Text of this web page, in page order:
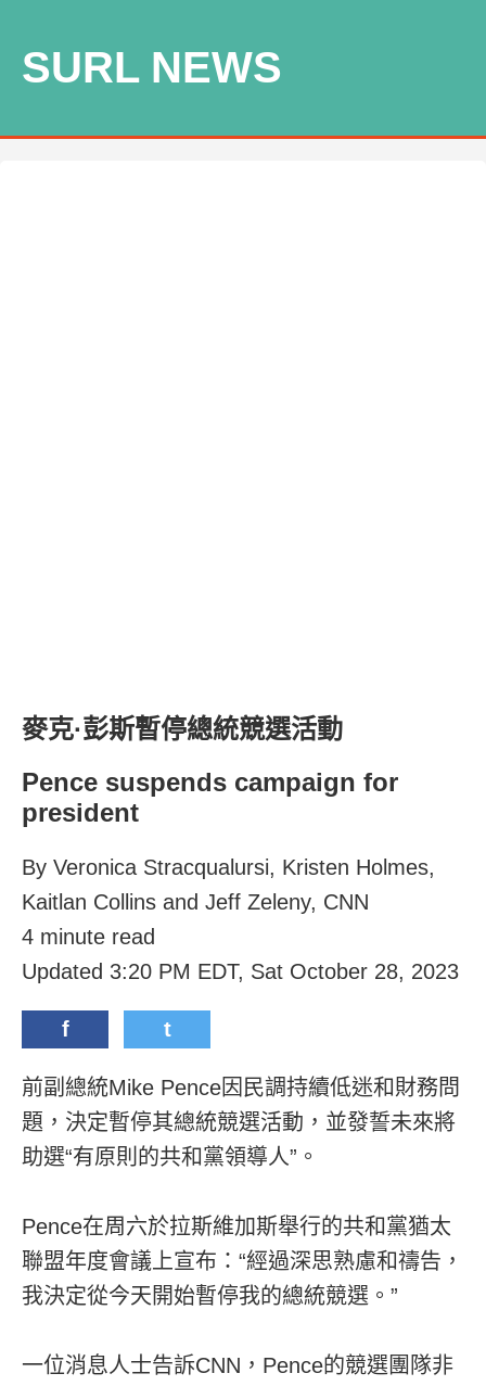
SURL NEWS
麥克·彭斯暫停總統競選活動
Pence suspends campaign for
president
By Veronica Stracqualursi, Kristen Holmes,
Kaitlan Collins and Jeff Zeleny, CNN
4 minute read
Updated 3:20 PM EDT, Sat October 28, 2023
f t
前副總統Mike Pence因民調持續低迷和財務問
題，決定暫停其總統競選活動，並發誓未來將
助選“有原則的共和黨領導人”。
Pence在周六於拉斯維加斯舉行的共和黨猶太
聯盟年度會議上宣布：“經過深思熟慮和禱告，
我決定從今天開始暫停我的總統競選。”
一位消息人士告訴CNN，Pence的競選團隊非